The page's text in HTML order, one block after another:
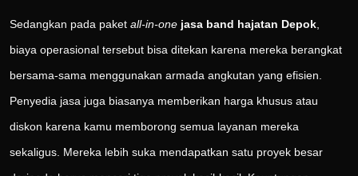
Sedangkan pada paket all-in-one jasa band hajatan Depok
biaya operasional tersebut bisa ditekan karena mereka berangkat
bersama-sama menggunakan armada angkutan yang efisien.
Penyedia jasa juga biasanya memberikan harga khusus atau
diskon karena kamu memborong semua layanan mereka
sekaligus. Mereka lebih suka mendapatkan satu proyek besar